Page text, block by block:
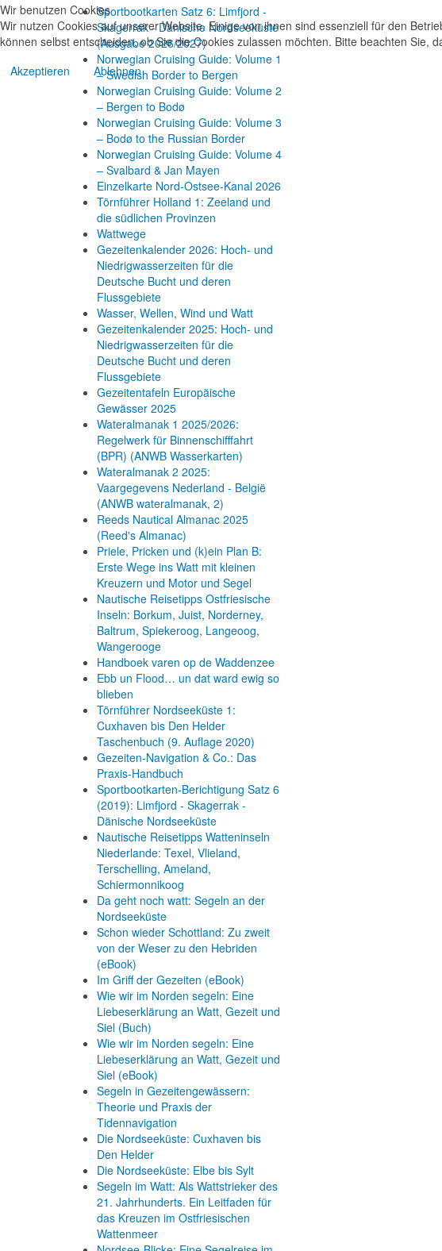
Sportbootkarten Satz 6: Limfjord -
Skagerrak - Dänische Nordseeküste
(Ausgabe 2026/2027)
Norwegian Cruising Guide: Volume 1
– Swedish Border to Bergen
Norwegian Cruising Guide: Volume 2
– Bergen to Bodø
Norwegian Cruising Guide: Volume 3
– Bodø to the Russian Border
Norwegian Cruising Guide: Volume 4
– Svalbard & Jan Mayen
Einzelkarte Nord-Ostsee-Kanal 2026
Törnführer Holland 1: Zeeland und
die südlichen Provinzen
Wattwege
Gezeitenkalender 2026: Hoch- und
Niedrigwasserzeiten für die
Deutsche Bucht und deren
Flussgebiete
Wasser, Wellen, Wind und Watt
Gezeitenkalender 2025: Hoch- und
Niedrigwasserzeiten für die
Deutsche Bucht und deren
Flussgebiete
Gezeitentafeln Europäische
Gewässer 2025
Wateralmanak 1 2025/2026:
Regelwerk für Binnenschifffahrt
(BPR) (ANWB Wasserkarten)
Wateralmanak 2 2025:
Vaargegevens Nederland - België
(ANWB wateralmanak, 2)
Reeds Nautical Almanac 2025
(Reed's Almanac)
Priele, Pricken und (k)ein Plan B:
Erste Wege ins Watt mit kleinen
Kreuzern und Motor und Segel
Nautische Reisetipps Ostfriesische
Inseln: Borkum, Juist, Norderney,
Baltrum, Spiekeroog, Langeoog,
Wangerooge
Handboek varen op de Waddenzee
Ebb un Flood… un dat ward ewig so
blieben
Törnführer Nordseeküste 1:
Cuxhaven bis Den Helder
Taschenbuch (9. Auflage 2020)
Gezeiten-Navigation & Co.: Das
Praxis-Handbuch
Sportbootkarten-Berichtigung Satz 6
(2019): Limfjord - Skagerrak -
Dänische Nordseeküste
Nautische Reisetipps Watteninseln
Niederlande: Texel, Vlieland,
Terschelling, Ameland,
Schiermonnikoog
Da geht noch watt: Segeln an der
Nordseeküste
Schon wieder Schottland: Zu zweit
von der Weser zu den Hebriden
(eBook)
Im Griff der Gezeiten (eBook)
Wie wir im Norden segeln: Eine
Liebeserklärung an Watt, Gezeit und
Siel (Buch)
Wie wir im Norden segeln: Eine
Liebeserklärung an Watt, Gezeit und
Siel (eBook)
Segeln in Gezeitengewässern:
Theorie und Praxis der
Tidennavigation
Die Nordseeküste: Cuxhaven bis
Den Helder
Die Nordseeküste: Elbe bis Sylt
Segeln im Watt: Als Wattstrieker des
21. Jahrhunderts. Ein Leitfaden für
das Kreuzen im Ostfriesischen
Wattenmeer
Wir benutzen Cookies
Wir nutzen Cookies auf unserer Website. Einige von ihnen sind essenziell für den
können selbst entscheiden, ob Sie die Cookies zulassen möchten. Bitte beachten
Akzeptieren
Ablehnen